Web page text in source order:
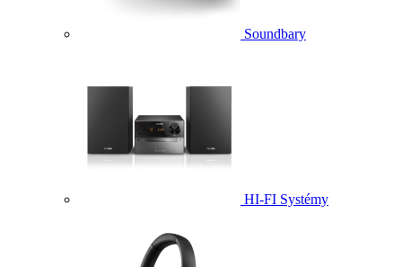
Soundbary
HI-FI Systémy